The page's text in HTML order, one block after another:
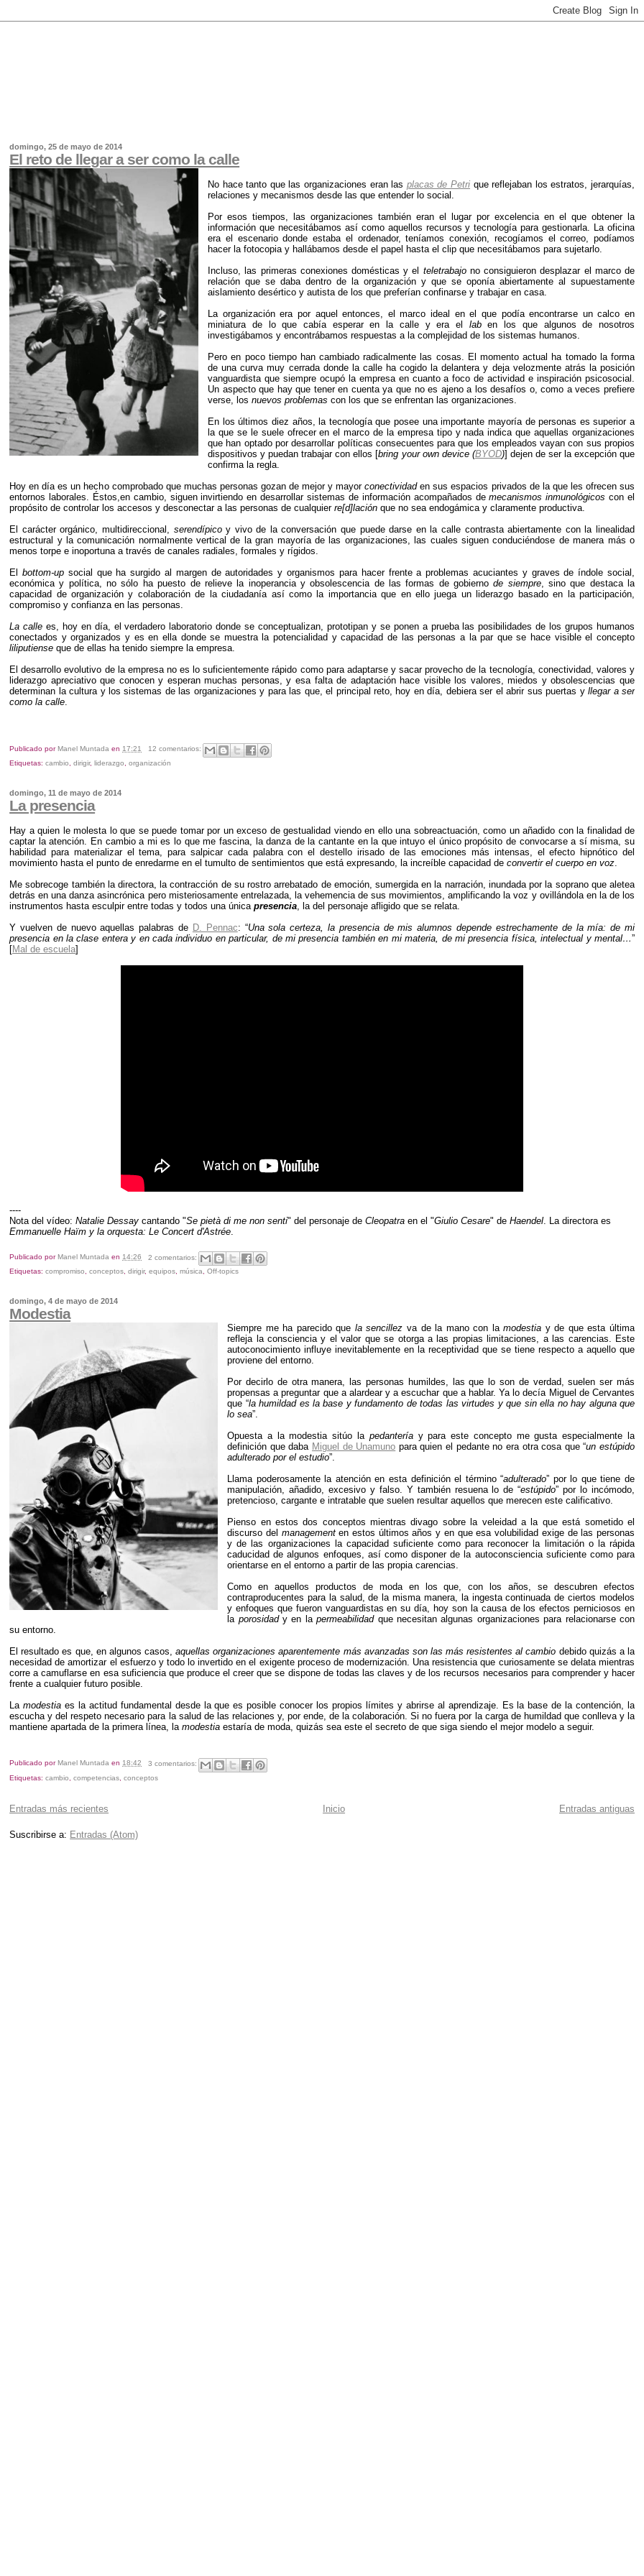
domingo, 25 de mayo de 2014
El reto de llegar a ser como la calle
No hace tanto que las organizaciones eran las placas de Petri que reflejaban los estratos, jerarquías,
relaciones y mecanismos desde las que entender lo social.
Por esos tiempos, las organizaciones también eran el lugar por excelencia en el que obtener la
información que necesitábamos así como aquellos recursos y tecnología para gestionarla. La oficina
era el escenario donde estaba el ordenador, teníamos conexión, recogíamos el correo, podíamos
hacer la fotocopia y hallábamos desde el papel hasta el clip que necesitábamos para sujetarlo.
Incluso, las primeras conexiones domésticas y el teletrabajono consiguieron desplazar el marco de
relación que se daba dentro de la organización y que se oponía abiertamente al supuestamente
aislamiento desértico y autista de los que preferían confinarse y trabajar en casa.
La organización era por aquel entonces, el marco ideal en el que podía encontrarse un calco en
miniatura de lo que cabía esperar en la calle y era el laben los que algunos de nosotros
investigábamos y encontrábamos respuestas a la complejidad de los sistemas humanos.
Pero en poco tiempo han cambiado radicalmente las cosas. El momento actual ha tomado la forma
de una curva muy cerrada donde la calle ha cogido la delantera y deja velozmente atrás la posición
vanguardista que siempre ocupó la empresa en cuanto a foco de actividad e inspiración psicosocial.
Un aspecto que hay que tener en cuenta ya que no es ajeno a los desafíos o, como a veces prefiere
verse, losnuevos problemas con los que se enfrentan las organizaciones.
En los últimos diez años, la tecnología que posee una importante mayoría de personas es superior a
la que se le suele ofrecer en el marco de la empresa tipo y nada indica que aquellas organizaciones
que han optado por desarrollar políticas consecuentes para que los empleados vayan con sus propios
dispositivos y puedan trabajar con ellos [bring your own device (BYOD)] dejen de ser la excepción que
confirma la regla.
Hoy en día es un hecho comprobado que muchas personas gozan de mejor y mayorconectividaden sus espacios privados de la que les ofrecen sus
entornos laborales. Éstos,en cambio, siguen invirtiendo en desarrollar sistemas de información acompañados demecanismos inmunológicos con el
propósito de controlar los accesos y desconectar a las personas de cualquierre[d]lación que no sea endogámica y claramente productiva.
El carácter orgánico, multidireccional, serendípicoy vivo de la conversación que puede darse en la calle contrasta abiertamente con la linealidad
estructural y la comunicación normalmente vertical de la gran mayoría de las organizaciones, las cuales siguen conduciéndose de manera más o
menos torpe e inoportuna a través de canales radiales, formales y rígidos.
El bottom-upsocial que ha surgido al margen de autoridades y organismos para hacer frente a problemas acuciantes y graves de índole social,
económica y política, no sólo ha puesto de relieve la inoperancia y obsolescencia de las formas de gobiernode siempre, sino que destaca la
capacidad de organización y colaboración de la ciudadanía así como la importancia que en ello juega un liderazgo basado en la participación,
compromiso y confianza en las personas.
La calle es, hoy en día, el verdadero laboratorio donde se conceptualizan, prototipan y se ponen a prueba las posibilidades de los grupos humanos
conectados y organizados y es en ella donde se muestra la potencialidad y capacidad de las personas a la par que se hace visible el concepto
liliputiense que de ellas ha tenido siempre la empresa.
El desarrollo evolutivo de la empresa no es lo suficientemente rápido como para adaptarse y sacar provecho de la tecnología, conectividad, valores y
liderazgo apreciativo que conocen y esperan muchas personas, y esa falta de adaptación hace visible los valores, miedos y obsolescencias que
determinan la cultura y los sistemas de las organizaciones y para las que, el principal reto, hoy en día, debiera ser el abrir sus puertas yllegar a ser
como la calle.
Publicado por Manel Muntada en 17:21
12 comentarios:
Etiquetas:cambio ,dirigir,liderazgo ,organización
domingo, 11 de mayo de 2014
La presencia
Hay a quien le molesta lo que se puede tomar por un exceso de gestualidad viendo en ello una sobreactuación, como un añadido con la finalidad de
captar la atención. En cambio a mi es lo que me fascina, la danza de la cantante en la que intuyo el único propósito de convocarse a sí misma, su
habilidad para materializar el tema, para salpicar cada palabra con el destello irisado de las emociones más intensas, el efecto hipnótico del
movimiento hasta el punto de enredarme en el tumulto de sentimientos que está expresando, la increíble capacidad deconvertir el cuerpo en voz.
Me sobrecoge también la directora, la contracción de su rostro arrebatado de emoción, sumergida en la narración, inundada por la soprano que aletea
detrás en una danza asincrónica pero misteriosamente entrelazada, la vehemencia de sus movimientos, amplificando la voz y ovillándola en la de los
instrumentos hasta esculpir entre todas y todos una únicapresencia, la del personaje afligido que se relata.
Y vuelven de nuevo aquellas palabras de D. Pennac: “Una sola certeza, la presencia de mis alumnos depende estrechamente de la mía: de mi
presencia en la clase entera y en cada individuo en particular, de mi presencia también en mi materia, de mi presencia física, intelectual y mental…”
[Mal de escuela]
----
Nota del vídeo:Natalie Dessay cantando "Se pietà di me non senti" del personaje deCleopatra en el "Giulio Cesare" deHaendel. La directora es
Emmanuelle Haïm y la orquesta: Le Concert d'Astrée.
Publicado por Manel Muntada en 14:26
2 comentarios:
Etiquetas:compromiso,conceptos,dirigir,equipos,música,Off-topics
domingo, 4 de mayo de 2014
Modestia
Siempre me ha parecido que la sencillez va de la mano con lamodestia y de que esta última
refleja la consciencia y el valor que se otorga a las propias limitaciones, a las carencias. Este
autoconocimiento influye inevitablemente en la receptividad que se tiene respecto a aquello que
proviene del entorno.
Por decirlo de otra manera, las personas humildes, las que lo son de verdad, suelen ser más
propensas a preguntar que a alardear y a escuchar que a hablar. Ya lo decía Miguel de Cervantes
que “la humildad es la base y fundamento de todas las virtudes y que sin ella no hay alguna que
lo sea”.
Opuesta a la modestia sitúo la pedanteríay para este concepto me gusta especialmente la
definición que daba Miguel de Unamuno para quien el pedante no era otra cosa que “un estúpido
adulterado por el estudio”.
Llama poderosamente la atención en esta definición el término “adulterado” por lo que tiene de
manipulación, añadido, excesivo y falso. Y también resuena lo de “estúpido” por lo incómodo,
pretencioso, cargante e intratable que suelen resultar aquellos que merecen este calificativo.
Pienso en estos dos conceptos mientras divago sobre la veleidad a la que está sometido el
discurso del managementen estos últimos años y en que esa volubilidad exige de las personas
y de las organizaciones la capacidad suficiente como para reconocer la limitación o la rápida
caducidad de algunos enfoques, así como disponer de la autoconsciencia suficiente como para
orientarse en el entorno a partir de las propia carencias.
Como en aquellos productos de moda en los que, con los años, se descubren efectos
contraproducentes para la salud, de la misma manera, la ingesta continuada de ciertos modelos
y enfoques que fueron vanguardistas en su día, hoy son la causa de los efectos perniciosos en
la porosidady en lapermeabilidadque necesitan algunas organizaciones para relacionarse con
su entorno.
El resultado es que, en algunos casos,aquellas organizaciones aparentemente más avanzadas son las más resistentes al cambio debido quizás a la
necesidad de amortizar el esfuerzo y todo lo invertido en el exigente proceso de modernización. Una resistencia que curiosamente se delata mientras
corre a camuflarse en esa suficiencia que produce el creer que se dispone de todas las claves y de los recursos necesarios para comprender y hacer
frente a cualquier futuro posible.
Lamodestia es la actitud fundamental desde la que es posible conocer los propios límites y abrirse al aprendizaje. Es la base de la contención, la
escucha y del respeto necesario para la salud de las relaciones y, por ende, de la colaboración. Si no fuera por la carga de humildad que conlleva y la
mantiene apartada de la primera línea, lamodestia estaría de moda, quizás sea este el secreto de que siga siendo el mejor modelo a seguir.
Publicado por Manel Muntada en 18:42
3 comentarios:
Etiquetas:cambio ,competencias ,conceptos
Entradas más recientes Entradas antiguas
Inicio
Suscribirse a: Entradas (Atom)